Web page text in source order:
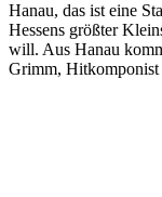
Hanau, das ist eine
Hessens größter
will. Aus Hanau
Grimm,